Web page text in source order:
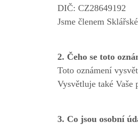
DIČ: CZ28649192
Jsme členem
2. Čeho se toto
Toto oznámení
Vysvětluje také
3. Co jsou osobní